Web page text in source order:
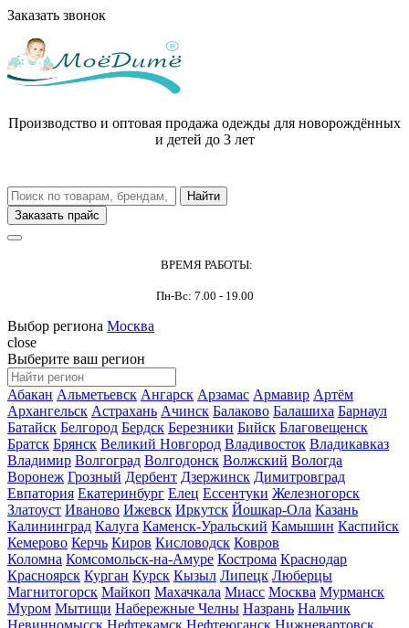
Заказать звонок
Производство и оптовая продажа одежды для новорождённых
и детей до 3 лет
Заказать прайс
ВРЕМЯ РАБОТЫ:
Пн-Вс: 7.00 - 19.00
Выбор региона Москва
close
Выберите ваш регион
Абакан Альметьевск Ангарск Арзамас Армавир Артём
Архангельск Астрахань Ачинск Балаково Балашиха Барнаул
Батайск Белгород Бердск Березники Бийск Благовещенск
Братск Брянск Великий Новгород Владивосток Владикавказ
Владимир Волгоград Волгодонск Волжский Вологда
Воронеж Грозный Дербент Дзержинск Димитровград
Евпатория Екатеринбург Елец Ессентуки Железногорск
Златоуст Иваново Ижевск Иркутск Йошкар-Ола Казань
Калининград Калуга Каменск-Уральский Камышин Каспийск
Кемерово Керчь Киров Кисловодск Ковров
Коломна Комсомольск-на-Амуре Кострома Краснодар
Красноярск Курган Курск Кызыл Липецк Люберцы
Магнитогорск Майкоп Махачкала Миасс Москва Мурманск
Муром Мытищи Набережные Челны Назрань Нальчик
Невинномысск Нефтекамск Нефтеюганск Нижневартовск